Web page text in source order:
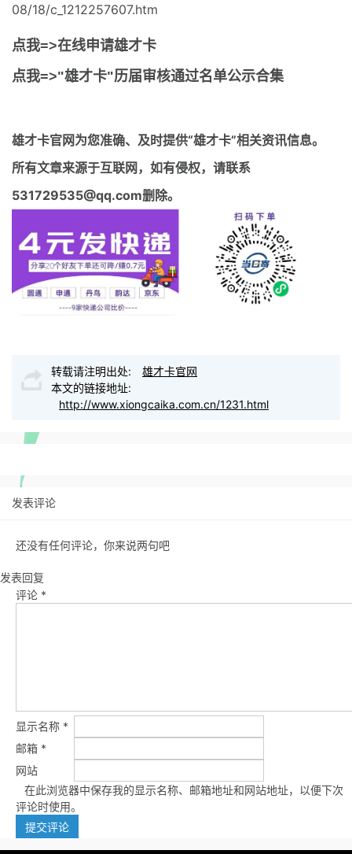
08/18/c_1212257607.htm
点我=>在线申请雄才卡
点我=>"雄才卡"历届审核通过名单公示合集
雄才卡官网为您准确、及时提供“雄才卡”相关资讯信息。
所有文章来源于互联网，如有侵权，请联系
531729535@qq.com删除。
转载请注明出处:
雄才卡官网
本文的链接地址:
http://www.xiongcaika.com.cn/1231.html
发表评论
还没有任何评论，你来说两句吧
发表回复
评论 *
显示名称 *
邮箱 *
网站
在此浏览器中保存我的显示名称、邮箱地址和网站地址，以便下次
评论时使用。